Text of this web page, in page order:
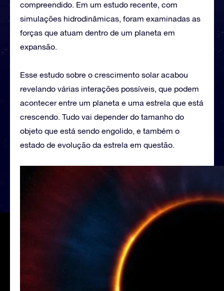
compreendido. Em um estudo recente, com
simulações hidrodinâmicas, foram examinadas as
forças que atuam dentro de um planeta em
expansão.
Esse estudo sobre o crescimento solar acabou
revelando várias interações possíveis, que podem
acontecer entre um planeta e uma estrela que está
crescendo. Tudo vai depender do tamanho do
objeto que está sendo engolido, e também o
estado de evolução da estrela em questão.